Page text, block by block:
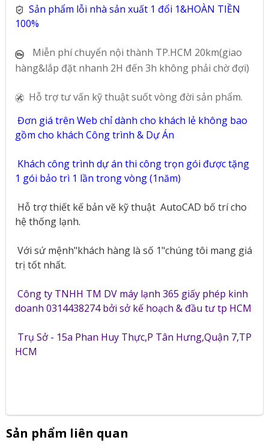
Sản phẩm lỗi nhà sản xuất 1 đổi 1&HOÀN TIỀN
100%
Miễn phí chuyển nội thành TP.HCM 20km(giao
hàng&lắp đặt nhanh 2H đến 3h không phải chờ đợi)
Hỗ trợ tư vấn kỹ thuật suốt vòng đời sản phẩm.
Đơn giá trên Web chỉ dành cho khách lẻ không bao
gồm cho khách Công trình & Dự Án
Khách công trình dự án thi công trọn gói được tặng
1 gói bảo trì 1 lần trong vòng (1năm)
Hỗ trợ thiết kế bản vẽ kỹ thuật AutoCAD bố trí cho
hệ thống lạnh.
Với sứ mệnh"khách hàng là số 1"chúng tôi mang giá
trị tốt nhất.
Công ty TNHH TM DV máy lạnh 365 giấy phép kinh
doanh 0314438274 bởi sở kế hoạch & đầu tư tp HCM
Trụ Sở - 15a Phan Huy Thực,P Tân Hưng,Quận 7,TP
HCM
Sản phẩm liên quan